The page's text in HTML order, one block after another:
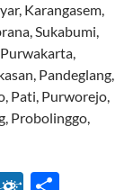
Karangasem,
Sukabumi,
Pandeglang,
Pati, Purworejo,
Probolinggo,